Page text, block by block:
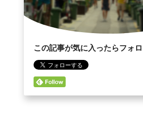
この記事が気に入ったらフォ